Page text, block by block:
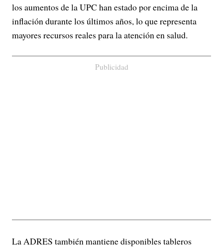
los aumentos de la UPC han estado por encima de la
inflación durante los últimos años, lo que representa
mayores recursos reales para la atención en salud.
Publicidad
La ADRES también mantiene disponibles tableros